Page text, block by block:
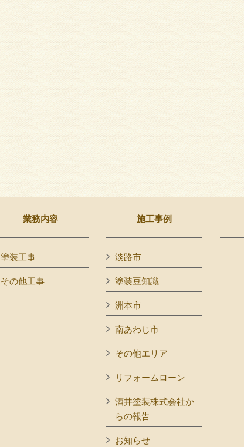
業務内容
塗装工事
その他工事
施工事例
淡路市
塗装豆知識
洲本市
南あわじ市
その他エリア
リフォームローン
酒井塗装株式会社か
らの報告
お知らせ